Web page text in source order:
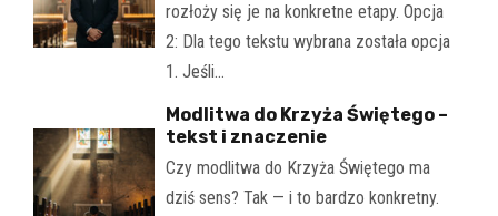
rozłoży się je na konkretne etapy. Opcja
2: Dla tego tekstu wybrana została opcja
1. Jeśli…
Modlitwa do Krzyża Świętego –
tekst i znaczenie
Czy modlitwa do Krzyża Świętego ma
dziś sens? Tak — i to bardzo konkretny.